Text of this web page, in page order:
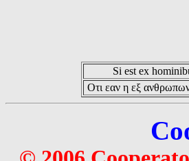
Si est ex
Οτι εαν η εξ